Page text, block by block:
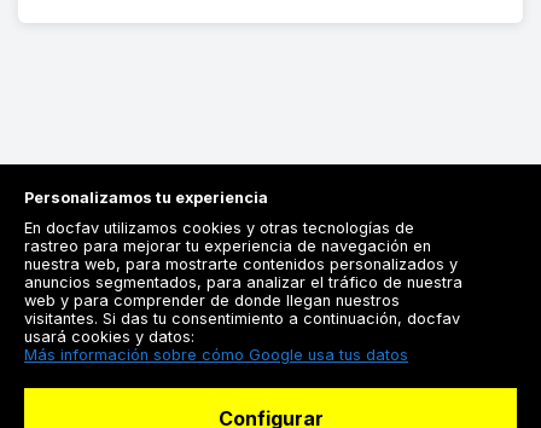
Registrarse
Docfav
Personalizamos tu experiencia
En docfav utilizamos cookies y otras tecnologías de
rastreo para mejorar tu experiencia de navegación en
nuestra web, para mostrarte contenidos personalizados y
anuncios segmentados, para analizar el tráfico de nuestra
web y para comprender de donde llegan nuestros
visitantes. Si das tu consentimiento a continuación, docfav
usará cookies y datos:
Más información sobre cómo Google usa tus datos
Configurar